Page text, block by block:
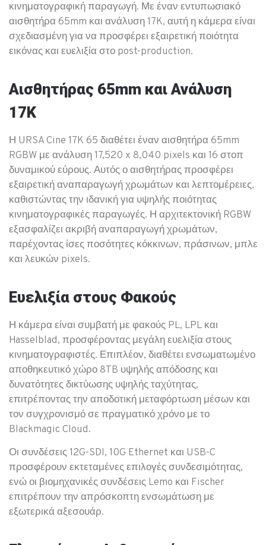
κινηματογραφική παραγωγή. Με έναν εντυπωσιακό
αισθητήρα 65mm και ανάλυση 17K, αυτή η κάμερα είναι
σχεδιασμένη για να προσφέρει εξαιρετική ποιότητα
εικόνας και ευελιξία στο post-production.
Αισθητήρας 65mm και Ανάλυση
17K
Η URSA Cine 17K 65 διαθέτει έναν αισθητήρα 65mm
RGBW με ανάλυση 17,520 x 8,040 pixels και 16 στοπ
δυναμικού εύρους. Αυτός ο αισθητήρας προσφέρει
εξαιρετική αναπαραγωγή χρωμάτων και λεπτομέρειες,
καθιστώντας την ιδανική για υψηλής ποιότητας
κινηματογραφικές παραγωγές. Η αρχιτεκτονική RGBW
εξασφαλίζει ακριβή αναπαραγωγή χρωμάτων,
παρέχοντας ίσες ποσότητες κόκκινων, πράσινων, μπλε
και λευκών pixels.
Ευελιξία στους Φακούς
Η κάμερα είναι συμβατή με φακούς PL, LPL και
Hasselblad, προσφέροντας μεγάλη ευελιξία στους
κινηματογραφιστές. Επιπλέον, διαθέτει ενσωματωμένο
αποθηκευτικό χώρο 8TB υψηλής απόδοσης και
δυνατότητες δικτύωσης υψηλής ταχύτητας,
επιτρέποντας την αποδοτική μεταφόρτωση μέσων και
τον συγχρονισμό σε πραγματικό χρόνο με το
Blackmagic Cloud.
Οι συνδέσεις 12G-SDI, 10G Ethernet και USB-C
προσφέρουν εκτεταμένες επιλογές συνδεσιμότητας,
ενώ οι βιομηχανικές συνδέσεις Lemo και Fischer
επιτρέπουν την απρόσκοπτη ενσωμάτωση με
εξωτερικά αξεσουάρ.